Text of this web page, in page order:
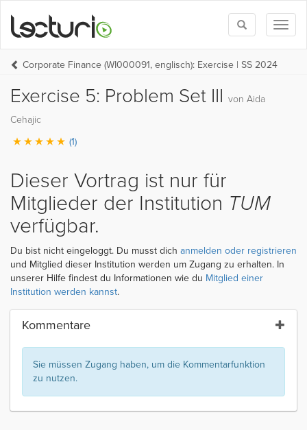
Toggle
search
Corporate Finance (WI000091, englisch): Exercise | SS 2024
Exercise 5: Problem Set III von Aida
Cehajic
(1)
Dieser Vortrag ist nur für
Mitglieder der Institution TUM
verfügbar.
Du bist nicht eingeloggt. Du musst dich anmelden oder registrieren
und Mitglied dieser Institution werden um Zugang zu erhalten. In
unserer Hilfe findest du Informationen wie du Mitglied einer
Institution werden kannst.
Kommentare
Sie müssen Zugang haben, um die Kommentarfunktion
zu nutzen.